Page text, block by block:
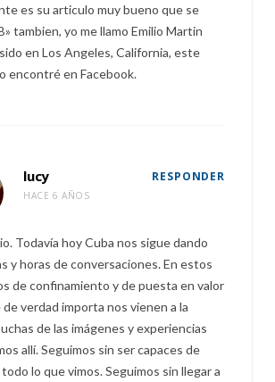
es su articulo muy bueno que se
tambien, yo me llamo Emilio Martin
en Los Angeles, California, este
encontré en Facebook.
lucy
HACE 6 AÑOS
RESPONDER
Todavía hoy Cuba nos sigue dando
y horas de conversaciones. En estos
de confinamiento y de puesta en valor
de verdad importa nos vienen a la
de las imágenes y experiencias
allí. Seguimos sin ser capaces de
lo que vimos. Seguimos sin llegar a